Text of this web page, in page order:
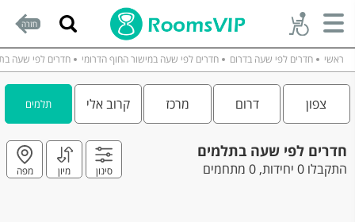
חזרה
ראשי חדרים לפי שעה בדרום חדרים לפי שעה במישור החוף הדרומי חדרים לפי שעה
צפון דרום מרכז קרוב אלי תלמים
חדרים לפי שעה בתלמים
התקבלו 0 יחידות, 0 מתחמים סינון מיון מפה